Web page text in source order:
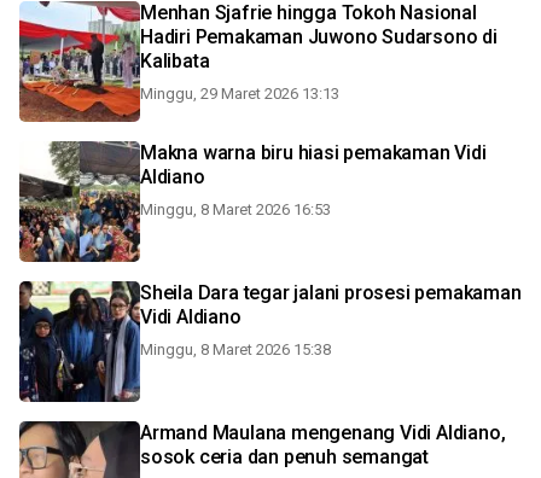
Menhan Sjafrie hingga Tokoh Nasional
Hadiri Pemakaman Juwono Sudarsono di
Kalibata
Minggu, 29 Maret 2026 13:13
Makna warna biru hiasi pemakaman Vidi
Aldiano
Minggu, 8 Maret 2026 16:53
Sheila Dara tegar jalani prosesi pemakaman
Vidi Aldiano
Minggu, 8 Maret 2026 15:38
Armand Maulana mengenang Vidi Aldiano,
sosok ceria dan penuh semangat